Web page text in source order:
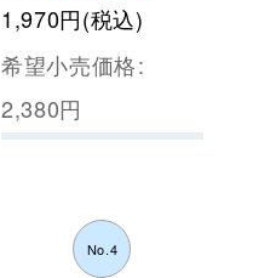
1,970円(税込)
希望小売価格:
2,380円
No.4